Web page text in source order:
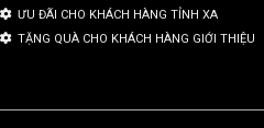
ƯU ĐÃI CHO KHÁCH HÀNG TỈNH XA
TẶNG QUÀ CHO KHÁCH HÀNG GIỚI THIỆU